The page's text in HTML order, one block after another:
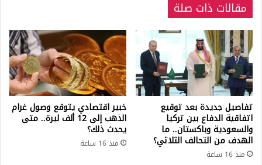
مقالات ذات صلة
تفاصيل جديدة بعد توقيع
اتفاقية الدفاع بين تركيا
والسعودية وباكستان.. ما
الهدف من التحالف الثلاثي؟
منذ 16 ساعة
خبير اقتصادي يتوقع وصول غرام
الذهب إلى 12 ألف ليرة.. متى
يحدث ذلك؟
منذ 16 ساعة